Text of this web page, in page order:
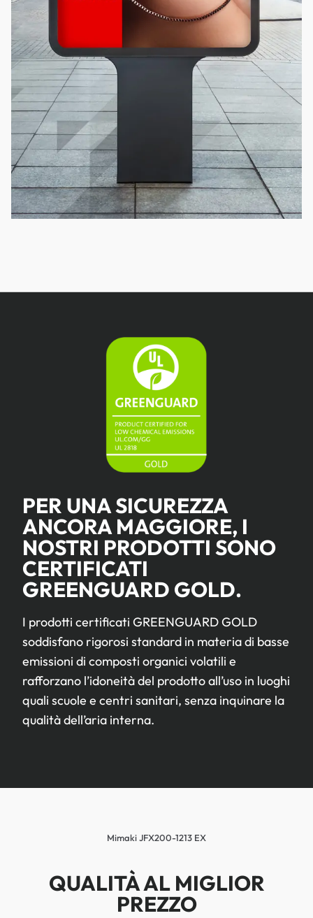
PER UNA SICUREZZA
ANCORA MAGGIORE, I
NOSTRI PRODOTTI SONO
CERTIFICATI
GREENGUARD GOLD.
I prodotti certificati GREENGUARD GOLD
soddisfano rigorosi standard in materia di basse
emissioni di composti organici volatili e
rafforzano l’idoneità del prodotto all’uso in luoghi
quali scuole e centri sanitari, senza inquinare la
qualità dell’aria interna.
Mimaki JFX200-1213 EX
QUALITÀ AL MIGLIOR
PREZZO